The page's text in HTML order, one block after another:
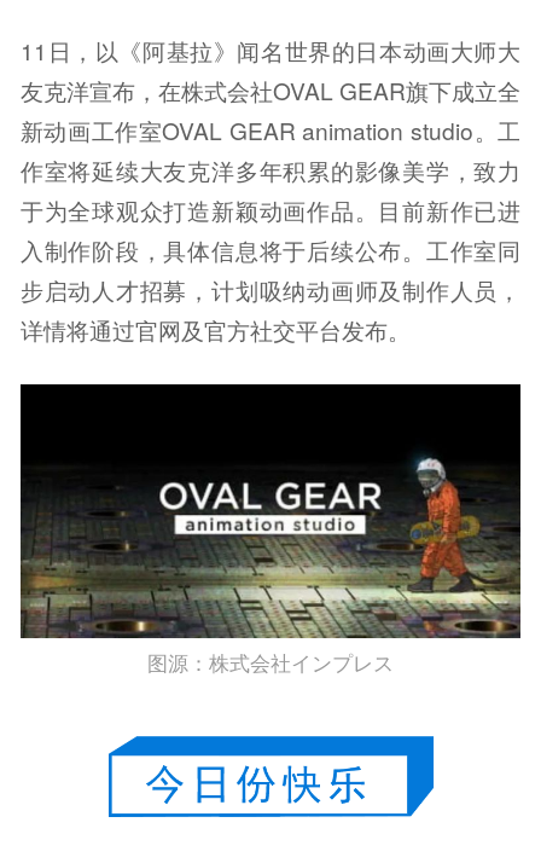
11日，以《阿基拉》闻名世界的日本动画大师大
友克洋宣布，在株式会社OVAL GEAR旗下成立全
新动画工作室OVAL GEAR animation studio。工
作室将延续大友克洋多年积累的影像美学，致力
于为全球观众打造新颖动画作品。目前新作已进
入制作阶段，具体信息将于后续公布。工作室同
步启动人才招募，计划吸纳动画师及制作人员，
详情将通过官网及官方社交平台发布。
图源：株式会社インプレス